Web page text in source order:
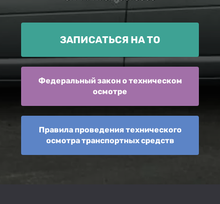
ЗАПИСАТЬСЯ НА ТО
Федеральный закон о техническом
осмотре
Правила проведения технического
осмотра транспортных средств